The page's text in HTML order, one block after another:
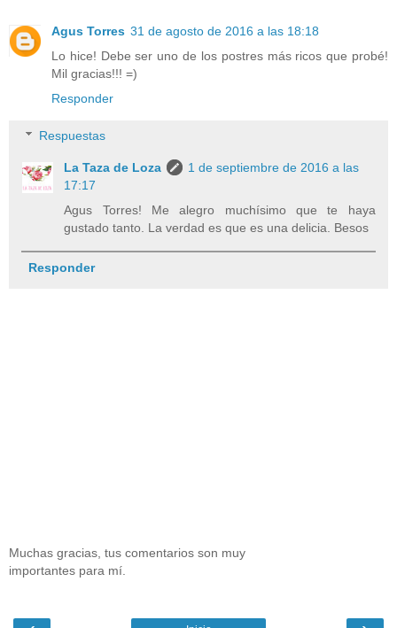
Agus Torres 31 de agosto de 2016 a las 18:18
Lo hice! Debe ser uno de los postres más ricos que probé!
Mil gracias!!! =)
Responder
Respuestas
La Taza de Loza
1 de septiembre de 2016 a las
17:17
Agus Torres! Me alegro muchísimo que te haya
gustado tanto. La verdad es que es una delicia. Besos
Responder
Muchas gracias, tus comentarios son muy
importantes para mí.